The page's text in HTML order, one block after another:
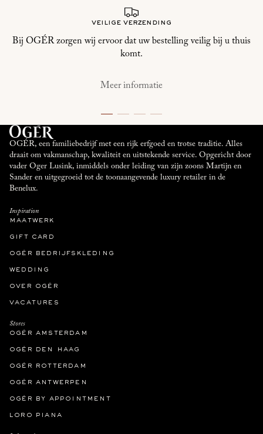
veilige verzending
Bij OGÉR zorgen wij ervoor dat uw bestelling veilig bij u thuis
komt.
Meer informatie
OGÉR, een familiebedrijf met een rijk erfgoed en trotse traditie. Alles
draait om vakmanschap, kwaliteit en uitstekende service. Opgericht door
vader Oger Lusink, inmiddels onder leiding van zijn zoons Martijn en
Sander en uitgegroeid tot de toonaangevende luxury retailer in de
Benelux.
Inspiration
maatwerk
gift card
ogér bedrijfskleding
wedding
over ogér
vacatures
Stores
ogér amsterdam
ogér den haag
ogér rotterdam
ogér antwerpen
ogér by appointment
loro piana